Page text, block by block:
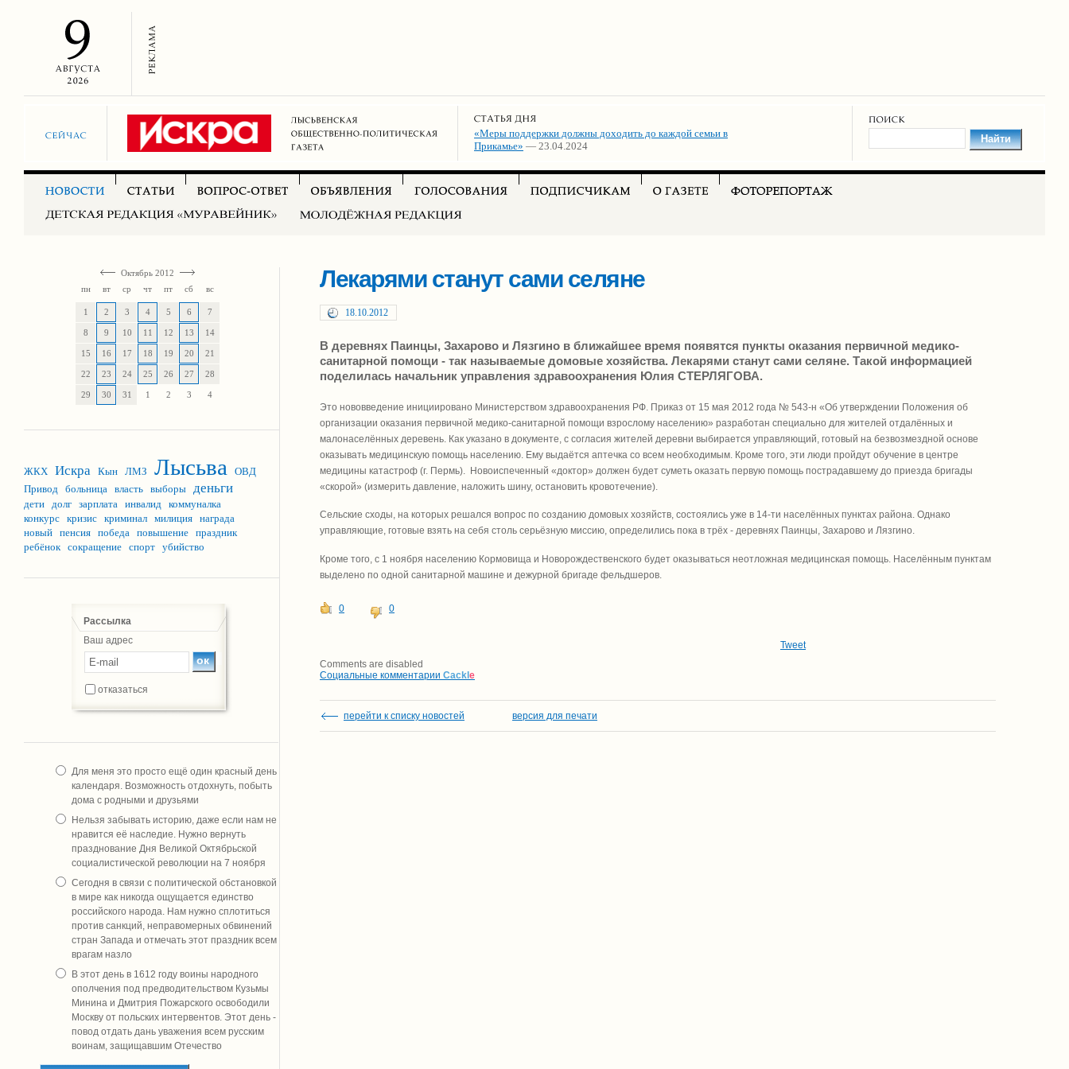
«Меры поддержки должны доходить до каждой семьи в
Прикамье» — 23.04.2024
Октябрь 2012
пн
вт ср чт пт сб вс
1 2 3 4 5 6 7
8 9 10 11 12 13 14
15 16 17 18 19 20 21
22 23 24 25 26 27 28
29 30 31 1 2 3 4
ЖКХ Искра Кын ЛМЗ Лысьва
ОВД
Привод больница власть выборы деньги
дети долг зарплата инвалид коммуналка
конкурс кризис криминал милиция награда
новый пенсия победа повышение праздник
ребёнок сокращение спорт убийство
Рассылка
Ваш адрес
отказаться
Для меня это просто ещё один красный день
календаря. Возможность отдохнуть, побыть
дома с родными и друзьями
Нельзя забывать историю, даже если нам не
нравится её наследие. Нужно вернуть
празднование Дня Великой Октябрьской
социалистической революции на 7 ноября
Сегодня в связи с политической обстановкой
в мире как никогда ощущается единство
российского народа. Нам нужно сплотиться
против санкций, неправомерных обвинений
стран Запада и отмечать этот праздник всем
врагам назло
В этот день в 1612 году воины народного
ополчения под предводительством Кузьмы
Минина и Дмитрия Пожарского освободили
Москву от польских интервентов. Этот день -
повод отдать дань уважения всем русским
воинам, защищавшим Отечество
Лекарями станут сами селяне
18.10.2012
В деревнях Паинцы, Захарово и Лязгино в ближайшее время появятся пункты оказания первичной медико-
санитарной помощи - так называемые домовые хозяйства. Лекарями станут сами селяне. Такой информацией
поделилась начальник управления здравоохранения Юлия СТЕРЛЯГОВА.
Это нововведение инициировано Министерством здравоохранения РФ. Приказ от 15 мая 2012 года № 543-н «Об утверждении Положения об
организации оказания первичной медико-санитарной помощи взрослому населению» разработан специально для жителей отдалённых и
малонаселённых деревень. Как указано в документе, с согласия жителей деревни выбирается управляющий, готовый на безвозмездной основе
оказывать медицинскую помощь населению. Ему выдаётся аптечка со всем необходимым. Кроме того, эти люди пройдут обучение в центре
медицины катастроф (г. Пермь). Новоиспеченный «доктор» должен будет суметь оказать первую помощь пострадавшему до приезда бригады
«скорой» (измерить давление, наложить шину, остановить кровотечение).
Сельские сходы, на которых решался вопрос по созданию домовых хозяйств, состоялись уже в 14-ти населённых пунктах района. Однако
управляющие, готовые взять на себя столь серьёзную миссию, определились пока в трёх - деревнях Паинцы, Захарово и Лязгино.
Кроме того, с 1 ноября населению Кормовища и Новорождественского будет оказываться неотложная медицинская помощь. Населённым пунктам
выделено по одной санитарной машине и дежурной бригаде фельдшеров.
0 0
Tweet
Comments are disabled
Социальные комментарии Cackl e
перейти к списку новостей версия для печати